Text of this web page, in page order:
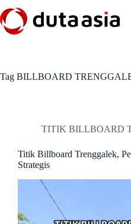
to
content
Tag BILLBOARD
TITIK BILLBOARD
Titik Billboard Trenggalek,
Strategis